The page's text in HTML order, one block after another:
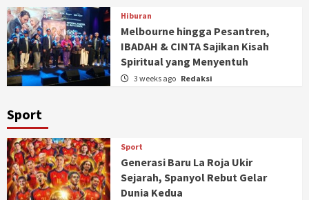
Hiburan
Melbourne hingga Pesantren,
IBADAH & CINTA Sajikan Kisah
Spiritual yang Menyentuh
3 weeks ago Redaksi
Sport
Sport
Generasi Baru La Roja Ukir
Sejarah, Spanyol Rebut Gelar
Dunia Kedua